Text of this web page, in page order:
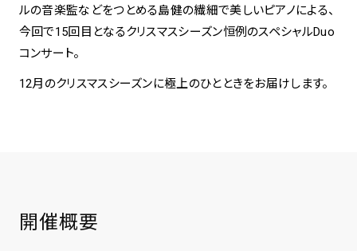
ルの音楽監などをつとめる島健の繊細で美しいピアノによる、
今回で15回目となるクリスマスシーズン恒例のスペシャルDuo
コンサート。
12月のクリスマスシーズンに極上のひとときをお届けします。
開催概要